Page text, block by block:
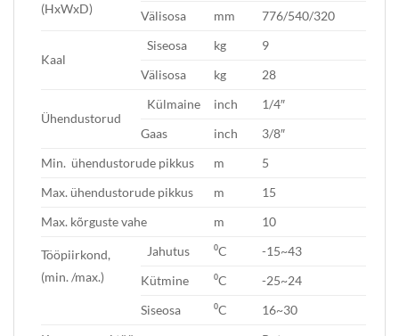
(HxWxD)
Välisosa
mm 776/540/320
Kaal
Siseosa kg
9
Välisosa
kg 28
Ühendustorud
Külmaine inch
1/4″
Gaas
inch
3/8″
Min. ühendustorude pikkus
m
5
Max. ühendustorude pikkus
m
15
Max. kõrguste vahe
m 10
Tööpiirkond,
(min. /max.)
Jahutus ⁰C
-15~43
Kütmine
⁰C
-25~24
Siseosa
⁰C
16~30